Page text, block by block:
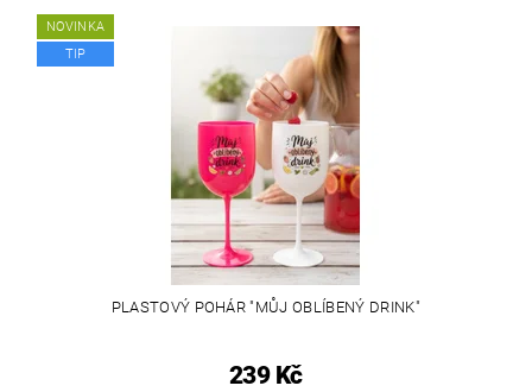
NOVINKA
TIP
PLASTOVÝ POHÁR "MŮJ OBLÍBENÝ DRINK"
239 Kč